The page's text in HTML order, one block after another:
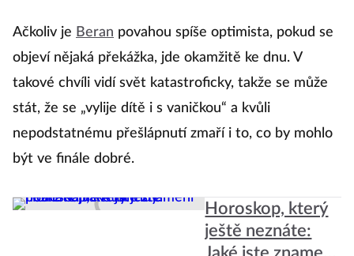
Ačkoliv je Beran povahou spíše optimista, pokud se
objeví nějaká překážka, jde okamžitě ke dnu. V
takové chvíli vidí svět katastroficky, takže se může
stát, že se „vylije dítě i s vaničkou“ a kvůli
nepodstatnému přešlápnutí zmaří i to, co by mohlo
být ve finále dobré.
Horoskop, který
ještě neznáte: